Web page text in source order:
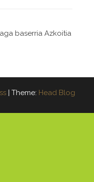
baserria Azkoitia
| Theme: Head Blog